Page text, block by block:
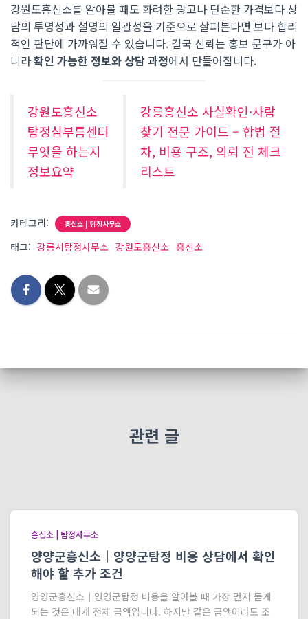
강원도흥신소를 알아볼 때도 화려한 광고나 단순한 가격보다 상
담의 투명성과 설명의 일관성을 기준으로 살펴본다면 보다 합리
적인 판단에 가까워질 수 있습니다. 결국 신뢰는 홍보 문구가 아
니라확인 가능한 정보와 상담 과정에서 만들어집니다.
강원도흥신소
탐정심부름센터
무엇을 하는지
정보요약
강릉흥신소 사실확인·사람
찾기 전문 가이드 – 합법 절
차, 비용 구조, 의뢰 전 체크
리스트
카테고리: 흥신소 | 탐정사무소
태그: 강릉시탐정사무소 강원도흥신소 흥신소
관련 글
흥신소 | 탐정사무소
양양군흥신소｜양양군탐정 비용 상담에서 확인
해야 할 추가 조건
양양군흥신소｜양양군탐정 비용을 알아볼 때 가장 먼저 듣게
되는 것은 대개 전체 금액입니다. 하지만 같은 금액이라도 조